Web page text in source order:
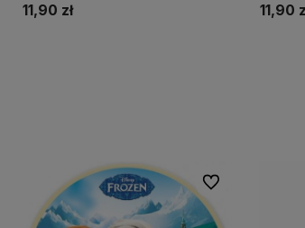
11,90 zł 11,90
Do ulubionych